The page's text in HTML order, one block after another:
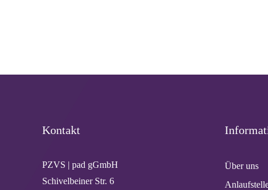
Kontakt
PZVS | pad gGmbH
Schivelbeiner Str. 6
Über uns